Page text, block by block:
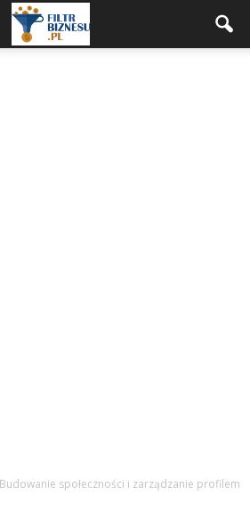
Budowanie społeczności i zarządzanie profilem